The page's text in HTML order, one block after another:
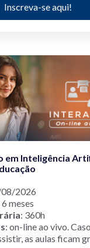
Inscreva-se aqui!
em Inteligência
2026
6 meses
: 360h
: on-line ao vivo.
as aulas ficam